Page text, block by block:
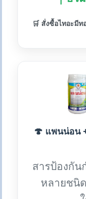
🛒 สั่งซื้อไทอะมีท
🍄 แพนน่อน
สารป้องกัน
หลายชนิ